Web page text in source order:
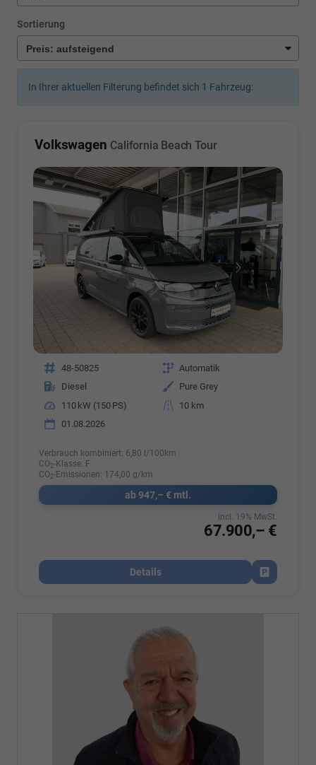
Sortierung
In Ihrer aktuellen Filterung befindet sich 1 Fahrzeug:
Volkswagen California Beach Tour
Fahrzeugnr. 48-50825 Getriebe Automatik
Kraftstoff
Diesel Außenfarbe
Pure Grey
Leistung
110 kW (150 PS) Kilometerstand
10 km
01.08.2026
Verbrauch kombiniert: 6,80 l/100km
CO2-Klasse: F
CO2-Emissionen: 174,00 g/km
ab 947,– € mtl.
67.900,– €
incl. 19% MwSt.
Details
Fahrzeug